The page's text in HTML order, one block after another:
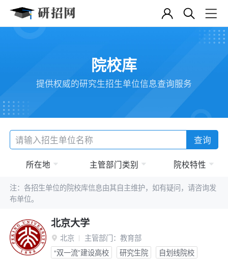
院校库
提供权威的研究生招生单位信息查询服务
查询
所在地 主管部门类别 院校特性
注：各招生单位的院校库信息由其自主维护，如有疑问，请咨询发
布单位。
北京大学
 北京 主管部门： 教育部
“双一流”建设高校
研究生院 自划线院校